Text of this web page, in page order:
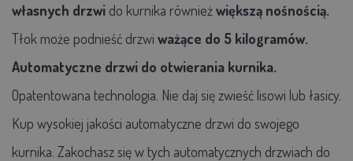
własnych drzwi do kurnika równieżwiększą nośnością.
Tłok może podnieść drzwi ważące do 5 kilogramów.
Automatyczne drzwi do otwierania kurnika.
Opatentowana technologia. Nie daj się zwieść lisowi lub łasicy.
Kup wysokiej jakości automatyczne drzwi do swojego
kurnika. Zakochasz się w tych automatycznych drzwiach do